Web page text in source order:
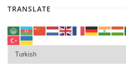
TRANSLATE